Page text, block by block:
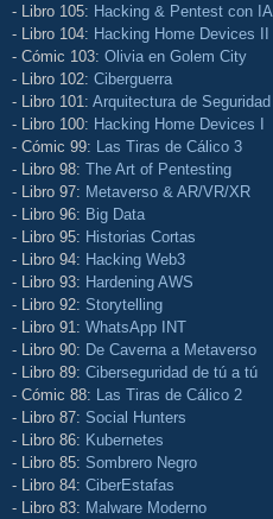
- Libro 105: Hacking & Pentest con IA
- Libro 104: Hacking Home Devices II
- Cómic 103: Olivia en Golem City
- Libro 102: Ciberguerra
- Libro 101: Arquitectura de Seguridad
- Libro 100: Hacking Home Devices I
- Cómic 99: Las Tiras de Cálico 3
- Libro 98: The Art of Pentesting
- Libro 97: Metaverso & AR/VR/XR
- Libro 96: Big Data
- Libro 95: Historias Cortas
- Libro 94: Hacking Web3
- Libro 93: Hardening AWS
- Libro 92: Storytelling
- Libro 91: WhatsApp INT
- Libro 90: De Caverna a Metaverso
- Libro 89: Ciberseguridad de tú a tú
- Cómic 88: Las Tiras de Cálico 2
- Libro 87: Social Hunters
- Libro 86: Kubernetes
- Libro 85: Sombrero Negro
- Libro 84: CiberEstafas
- Libro 83: Malware Moderno